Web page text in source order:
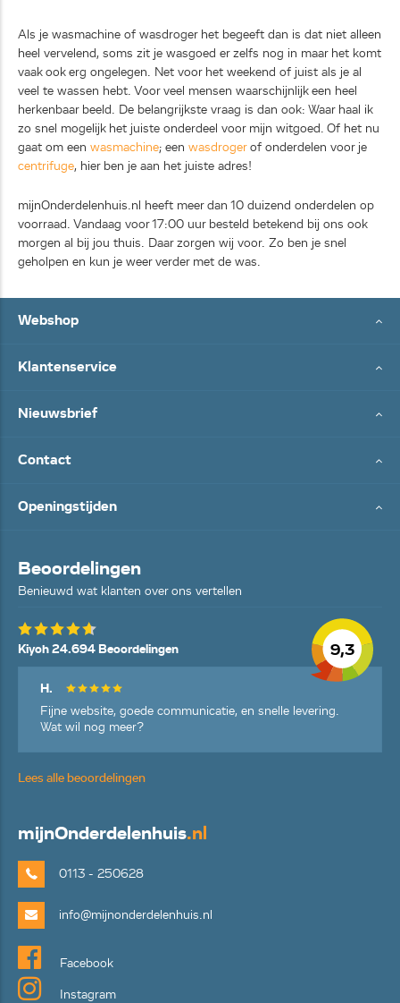
Als je wasmachine of wasdroger het begeeft dan is dat niet alleen
heel vervelend, soms zit je wasgoed er zelfs nog in maar het komt
vaak ook erg ongelegen. Net voor het weekend of juist als je al
veel te wassen hebt. Voor veel mensen waarschijnlijk een heel
herkenbaar beeld. De belangrijkste vraag is dan ook: Waar haal ik
zo snel mogelijk het juiste onderdeel voor mijn witgoed. Of het nu
gaat om een wasmachine; een wasdrogerof onderdelen voor je
centrifuge, hier ben je aan het juiste adres!
mijnOnderdelenhuis.nl heeft meer dan 10 duizend onderdelen op
voorraad. Vandaag voor 17:00 uur besteld betekend bij ons ook
morgen al bij jou thuis. Daar zorgen wij voor. Zo ben je snel
geholpen en kun je weer verder met de was.
Webshop
Klantenservice
Nieuwsbrief
Contact
Openingstijden
Beoordelingen
Benieuwd wat klanten over ons vertellen
9,3
Kiyoh 24.694 Beoordelingen
H.
Fijne website, goede communicatie, en snelle levering.
Wat wil nog meer?
Lees alle beoordelingen
mijnOnderdelenhuis.nl
0113 - 250628
info@mijnonderdelenhuis.nl
Facebook
Instagram